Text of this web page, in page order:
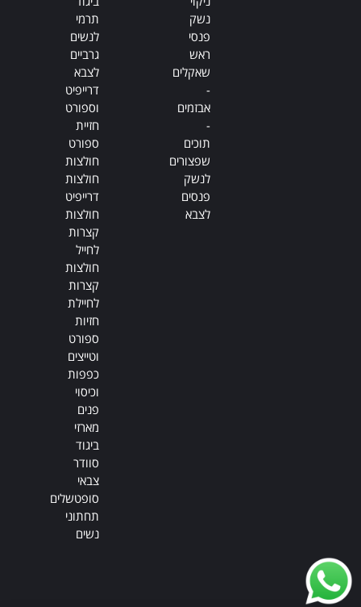
נשק
פנסי
ראש
שאקלים
-
אבזמים
-
תוכים
שפצורים
לנשק
פנסים
לצבא
תרמי
לנשים
גרביים
לצבא
דרייפיט
וספורט
חזיית
ספורט
חולצות
חולצות
דרייפיט
חולצות
קצרות
לחייל
חולצות
קצרות
לחיילת
חזיות
ספורט
וטייצים
כפפות
וכיסוי
פנים
מארזי
ביגוד
סוודר
צבאי
סופטשלים
תחתוני
נשים